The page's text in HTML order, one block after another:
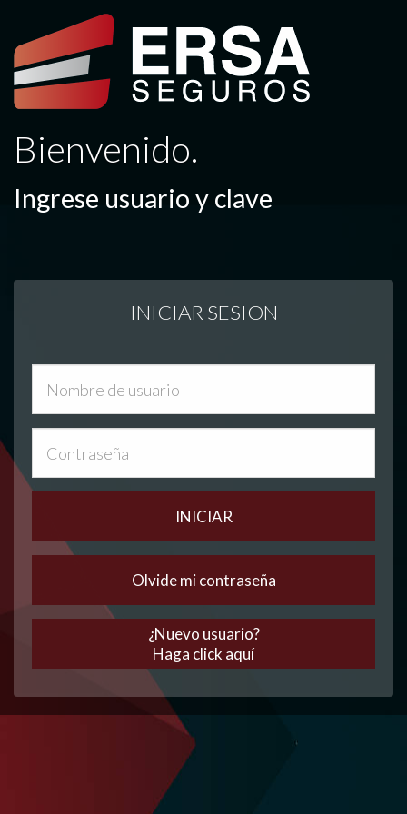
Bienvenido.
Ingrese usuario y clave
INICIAR SESION
¿Nuevo usuario?
Haga click aquí